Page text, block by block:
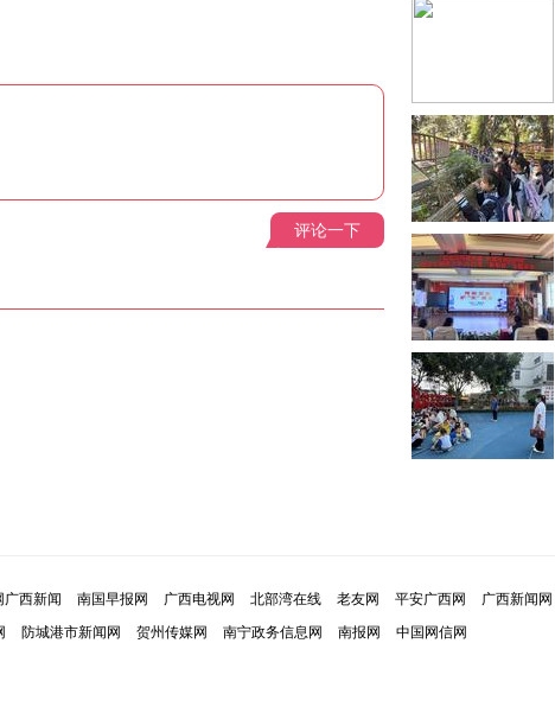
评论一下
广西新闻 南国早报网 广西电视网 北部湾在线 老友网 平安广西网 广西新闻网
防城港市新闻网 贺州传媒网 南宁政务信息网 南报网 中国网信网